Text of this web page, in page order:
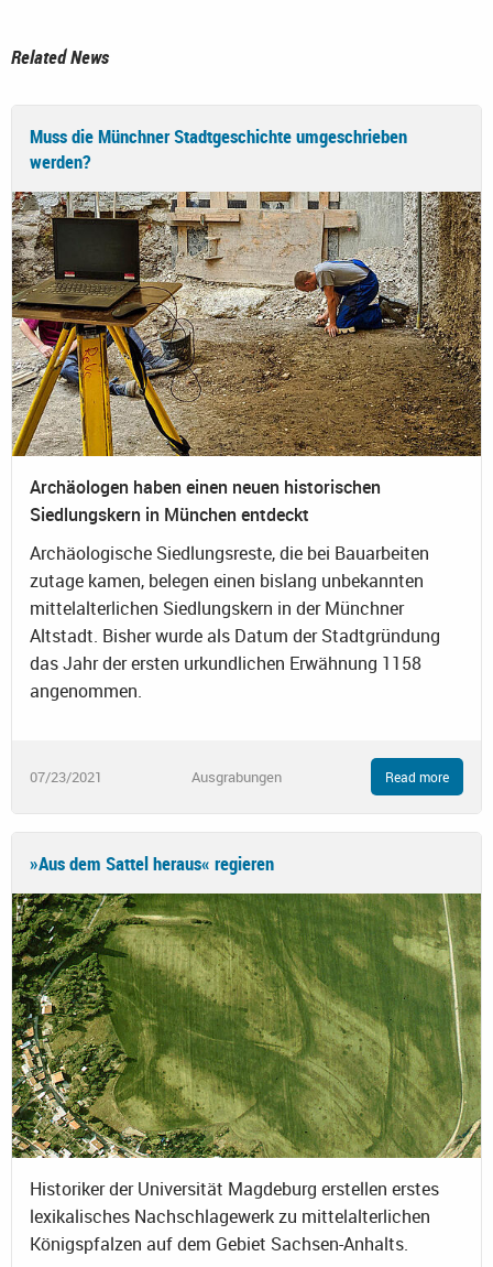
Related News
Muss die Münchner Stadtgeschichte umgeschrieben
werden?
Archäologen haben einen neuen historischen
Siedlungskern in München entdeckt
Archäologische Siedlungsreste, die bei Bauarbeiten
zutage kamen, belegen einen bislang unbekannten
mittelalterlichen Siedlungskern in der Münchner
Altstadt. Bisher wurde als Datum der Stadtgründung
das Jahr der ersten urkundlichen Erwähnung 1158
angenommen.
07/23/2021 Ausgrabungen Read more
»Aus dem Sattel heraus« regieren
Historiker der Universität Magdeburg erstellen erstes
lexikalisches Nachschlagewerk zu mittelalterlichen
Königspfalzen auf dem Gebiet Sachsen-Anhalts.